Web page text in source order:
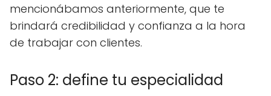
mencionábamos anteriormente, que te
brindará credibilidad y confianza a la hora
de trabajar con clientes.
Paso 2: define tu especialidad